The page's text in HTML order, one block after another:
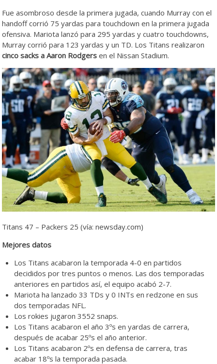
Fue asombroso desde la primera jugada, cuando Murray con el
handoff corrió 75 yardas para touchdown en la primera jugada
ofensiva. Mariota lanzó para 295 yardas y cuatro touchdowns,
Murray corrió para 123 yardas y un TD. Los Titans realizaron
cinco sacks a Aaron Rodgers en el Nissan Stadium.
Titans 47 – Packers 25 (vía: newsday.com)
Mejores datos
Los Titans acabaron la temporada 4-0 en partidos
decididos por tres puntos o menos. Las dos temporadas
anteriores en partidos así, el equipo acabó 2-7.
Mariota ha lanzado 33 TDs y 0 INTs en redzone en sus
dos temporadas NFL.
Los rokies jugaron 3552 snaps.
Los Titans acabaron el año 3ºs en yardas de carrera,
después de acabar 25ºs el año anterior.
Los Titans acabaron 2ºs en defensa de carrera, tras
acabar 18ºs la temporada pasada.